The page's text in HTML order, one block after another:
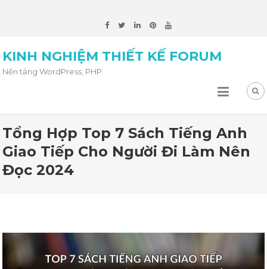
KINH NGHIỆM THIẾT KẾ FORUM
Nền tảng WordPress, PHP
Tổng Hợp Top 7 Sách Tiếng Anh
Giao Tiếp Cho Người Đi Làm Nên
Đọc 2024